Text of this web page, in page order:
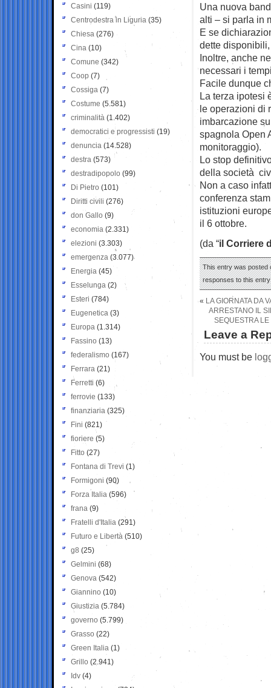
Una nuova
alti – si parla in
E se
dette
Inoltre, anche
necessari i
Facile dunque
La terza ipotesi
le operazioni di
imbarcazione
spagnola Open
monitoraggio).
Lo stop
della società
Non a caso
conferenza
istituzioni
il 6 ottobre.
(da “il Corriere
This entry was posted
responses to this
« LA GIORNATA DA
ARRESTANO IL
SEQUESTRA
Leave a
You must be
Casini (119)
Centrodestra in Liguria (35)
Chiesa (276)
Cina (10)
Comune (342)
Coop (7)
Cossiga (7)
Costume (5.581)
criminalità (1.402)
democratici e progressisti (19)
denuncia (14.528)
destra (573)
destradipopolo (99)
Di Pietro (101)
Diritti civili (276)
don Gallo (9)
economia (2.331)
elezioni (3.303)
emergenza (3.077)
Energia (45)
Esselunga (2)
Esteri (784)
Eugenetica (3)
Europa (1.314)
Fassino (13)
federalismo (167)
Ferrara (21)
Ferretti (6)
ferrovie (133)
finanziaria (325)
Fini (821)
fioriere (5)
Fitto (27)
Fontana di Trevi (1)
Formigoni (90)
Forza Italia (596)
frana (9)
Fratelli d'Italia (291)
Futuro e Libertà (510)
g8 (25)
Gelmini (68)
Genova (542)
Giannino (10)
Giustizia (5.784)
governo (5.799)
Grasso (22)
Green Italia (1)
Grillo (2.941)
Idv (4)